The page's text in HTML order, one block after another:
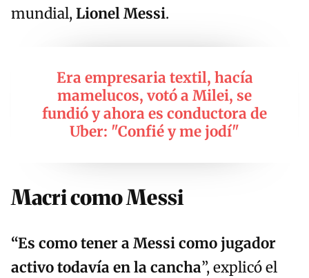
mundial,Lionel Messi.
Era empresaria textil, hacía
mamelucos, votó a Milei, se
fundió y ahora es conductora de
Uber: "Confié y me jodí"
Macri como Messi
“Es como tener a Messi como jugador
activo todavía en la cancha”, explicó el